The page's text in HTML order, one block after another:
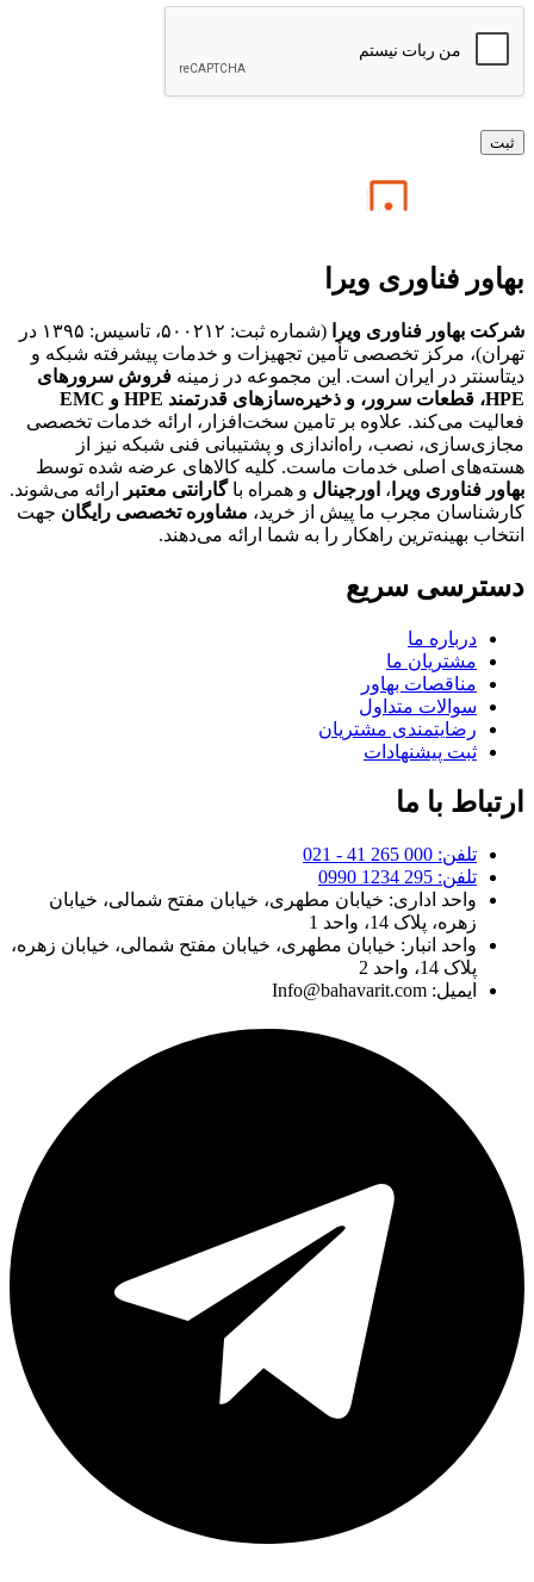
بهاور فناوری ویرا
شرکت بهاور فناوری ویرا
(شماره ثبت: ۵۰۰۲۱۲، تاسیس: ۱۳۹۵ در
تهران)، مرکز تخصصی تأمین تجهیزات و خدمات پیشرفته شبکه و
دیتاسنتر در ایران است. این مجموعه در زمینه فروش سرورهای
HPE، قطعات سرور، و ذخیره‌سازهای قدرتمند HPE و EMC
فعالیت می‌کند. علاوه بر تامین سخت‌افزار، ارائه خدمات تخصصی
مجازی‌سازی، نصب، راه‌اندازی و پشتیبانی فنی شبکه نیز از
هسته‌های اصلی خدمات ماست. کلیه کالاهای عرضه شده توسط
بهاور فناوری ویرا ، اورجینال و همراه باگارانتی معتبر
ارائه می‌شوند.
کارشناسان مجرب ما پیش از خرید، مشاوره تخصصی رایگان جهت
انتخاب بهینه‌ترین راهکار را به شما ارائه می‌دهند.
دسترسی سریع
درباره ما
مشتریان ما
مناقصات بهاور
سوالات متداول
رضایتمندی مشتریان
ثبت پیشنهادات
ارتباط با ما
تلفن: 000 265 41 - 021
تلفن: 295 1234 0990
واحد اداری: خیابان مطهری، خیابان مفتح شمالی، خیابان
زهره، پلاک 14، واحد 1
واحد انبار: خیابان مطهری، خیابان مفتح شمالی، خیابان زهره،
پلاک 14، واحد 2
ایمیل: Info@bahavarit.com